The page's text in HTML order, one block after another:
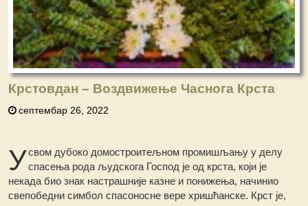
Крстовдан – Воздвижење Часнога Крста
септембар 26, 2022
Усвом дубоко домостроитељном промишљању у делу
спасења рода људскога Господ је од крста, који је
некада био знак настрашније казне и понижења, начинио
свепобедни симбол спасоносне вере хришћанске. Крст је,